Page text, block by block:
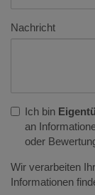
Nachricht
Ich bin
an
oder
Wir verarbeiten
Informationen